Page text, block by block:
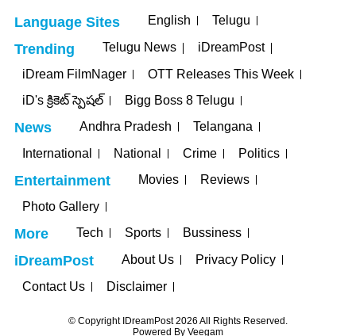
Language Sites English Telugu
Trending Telugu News
iDreamPost
iDream FilmNager
OTT Releases This Week
iD's క్రికెట్ స్పెషల్
Bigg Boss 8 Telugu
News Andhra Pradesh
Telangana
International
National Crime Politics
Entertainment Movies
Reviews
Photo Gallery
More Tech Sports Bussiness
iDreamPost About Us
Privacy Policy
Contact Us
Disclaimer
© Copyright IDreamPost 2026 All Rights Reserved.
Powered By Veegam